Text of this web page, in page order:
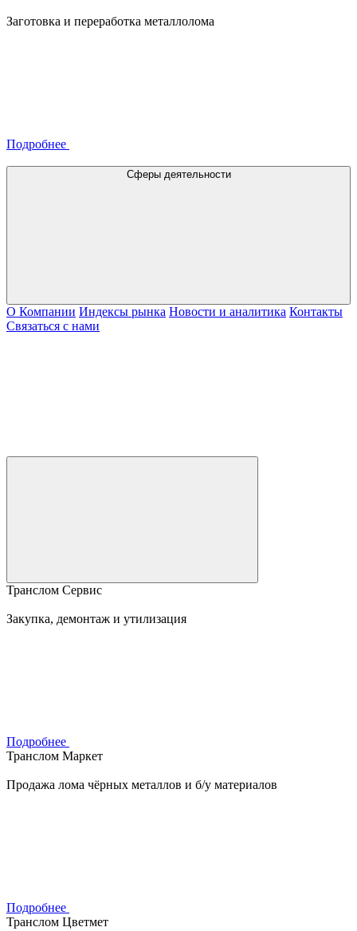
Заготовка и переработка металлолома
Подробнее
Сферы деятельности
О Компании Индексы рынка Новости и аналитика Контакты
Связаться с нами
Транслом Сервис
Закупка, демонтаж и утилизация
Подробнее
Транслом Маркет
Продажа лома чёрных металлов и б/у материалов
Подробнее
Транслом Цветмет